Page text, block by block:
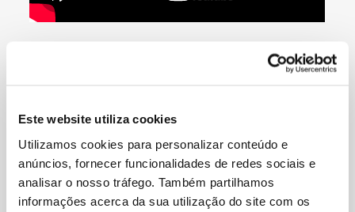
Este website utiliza cookies
Utilizamos cookies para personalizar conteúdo e
anúncios, fornecer funcionalidades de redes sociais e
analisar o nosso tráfego. Também partilhamos
informações acerca da sua utilização do site com os